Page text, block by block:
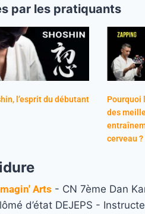
par les pratiquants
l’esprit du débutant
Pourquoi
des
cerveau ?
Arts - CN 7ème Dan
d’état DEJEPS -